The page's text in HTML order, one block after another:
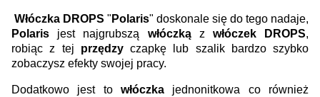
Włóczka DROPS " Polaris" doskonale się do tego nadaje,
Polaris jest najgrubszą włóczkąz włóczek DROPS,
robiąc z tej przędzyczapkę lub szalik bardzo szybko
zobaczysz efekty swojej pracy.
Dodatkowo jest to włóczka jednonitkowa co również